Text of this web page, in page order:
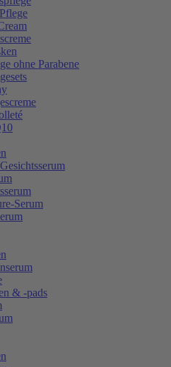
ohne Parabene
Serum
& -pads